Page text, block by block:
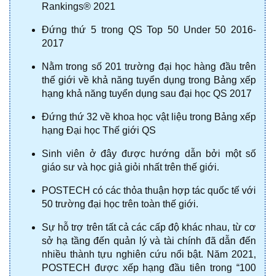
Rankings® 2021
Đứng thứ 5 trong QS Top 50 Under 50 2016-
2017
Nằm trong số 201 trường đại học hàng đầu trên
thế giới về khả năng tuyển dụng trong Bảng xếp
hạng khả năng tuyển dụng sau đại học QS 2017
Đứng thứ 32 về khoa học vật liệu trong Bảng xếp
hạng Đại học Thế giới QS
Sinh viên ở đây được hướng dẫn bởi một số
giáo sư và học giả giỏi nhất trên thế giới.
POSTECH có các thỏa thuận hợp tác quốc tế với
50 trường đại học trên toàn thế giới.
Sự hỗ trợ trên tất cả các cấp độ khác nhau, từ cơ
sở hạ tầng đến quản lý và tài chính đã dẫn đến
nhiều thành tựu nghiên cứu nổi bật. Năm 2021,
POSTECH được xếp hạng đầu tiên trong “100